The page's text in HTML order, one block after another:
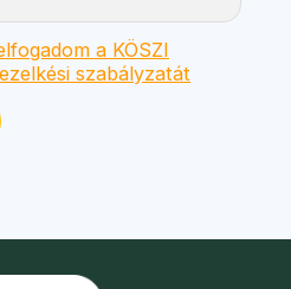
a KÖSZI
szabályzatát